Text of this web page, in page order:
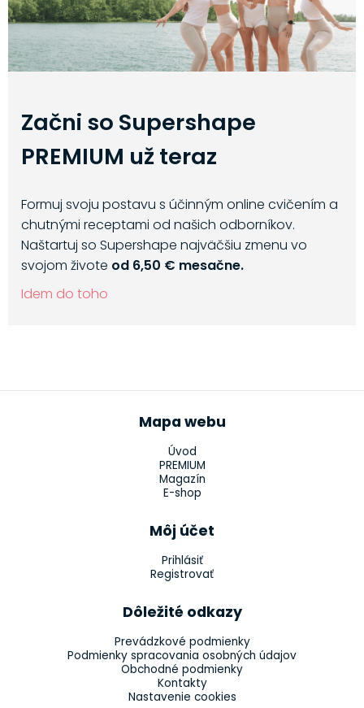
Začni so Supershape
PREMIUM už teraz
Formuj svoju postavu s účinným online cvičením a
chutnými receptami od našich odborníkov.
Naštartuj so Supershape najväčšiu zmenu vo
svojom živote od 6,50 € mesačne.
Idem do toho
Mapa webu
Úvod
PREMIUM
Magazín
E-shop
Môj účet
Prihlásiť
Registrovať
Dôležité odkazy
Prevádzkové podmienky
Podmienky spracovania osobných údajov
Obchodné podmienky
Kontakty
Nastavenie cookies